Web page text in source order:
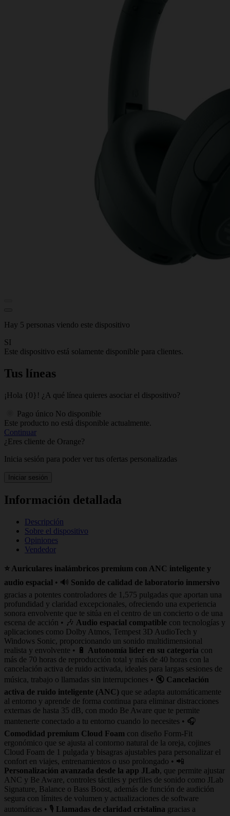
Hay 5 personas viendo este dispositivo
SI
Este dispositivo está solamente disponible para clientes.
Tus líneas
¡Hola {0}! ¿A qué línea quieres asociar el dispositivo?
Pago único No disponible
Este producto no está disponible actualmente.
Continuar
¿Eres cliente de Orange?
Inicia sesión para poder ver tus ofertas personalizadas
Iniciar sesión
Información detallada
Descripción
Sobre el dispositivo
Opiniones
Vendedor
⭐ Auriculares inalámbricos premium con ANC inteligente y
audio espacial • 🔊 Sonido de calidad de laboratorio inmersivo
gracias a potentes controladores de 1,575 pulgadas que aportan una
profundidad y claridad excepcionales, ofreciendo una experiencia
sonora envolvente que te sitúa en el centro de un concierto o de una
escena de acción • 🎶 Audio espacial compatible con tecnologías y
aplicaciones como Dolby Atmos, Tempest 3D AudioTech y
Windows Sonic, proporcionando un sonido multidimensional
realista y envolvente • 🔋 Autonomía líder en su categoría con
más de 70 horas de reproducción total y más de 40 horas con la
cancelación activa de ruido activada, ideales para largas sesiones de
música, trabajo o llamadas sin interrupciones • 🔇 Cancelación
activa de ruido inteligente (ANC) que se adapta automáticamente
al entorno y aprende de forma continua para eliminar distracciones
externas de hasta 35 dB, con modo Be Aware que te permite
mantenerte conectado a tu entorno cuando lo necesites • 🎧
Comodidad premium Cloud Foam con diseño Form‑Fit
ergonómico que se ajusta al contorno natural de la oreja, cojines
Cloud Foam de 1 pulgada y bisagras ajustables para personalizar el
confort en viajes, entrenamientos o uso prolongado • 📲
Personalización avanzada desde la app JLab, que permite ajustar
ANC y Be Aware, controles táctiles y perfiles de sonido como JLab
Signature, Balance o Bass Boost, además de función de audición
segura con límites de volumen y actualizaciones de software
automáticas • 🎙️ Llamadas de claridad cristalina gracias a